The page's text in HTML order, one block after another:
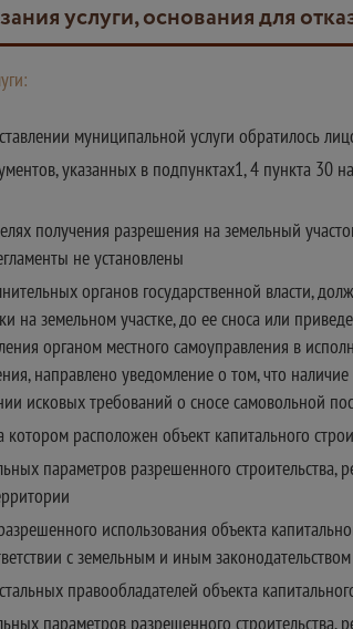
услуги, основания для
муниципальной услуги обратилось
указанных в подпунктах1, 4 пункта 30
получения разрешения на земельный
не установлены
органов государственной власти,
на земельном участке, до ее сноса или
органом местного самоуправления в
направлено уведомление о том, что
исковых требований о сносе самовольной
расположен объект капитального
параметров разрешенного строительства,
использования объекта
с земельным и иным
правообладателей объекта
параметров разрешенного